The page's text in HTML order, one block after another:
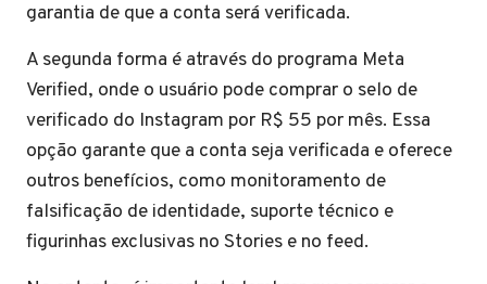
garantia de que a conta será verificada.
A segunda forma é através do programa Meta
Verified, onde o usuário pode comprar o selo de
verificado do Instagram por R$ 55 por mês. Essa
opção garante que a conta seja verificada e oferece
outros benefícios, como monitoramento de
falsificação de identidade, suporte técnico e
figurinhas exclusivas no Stories e no feed.